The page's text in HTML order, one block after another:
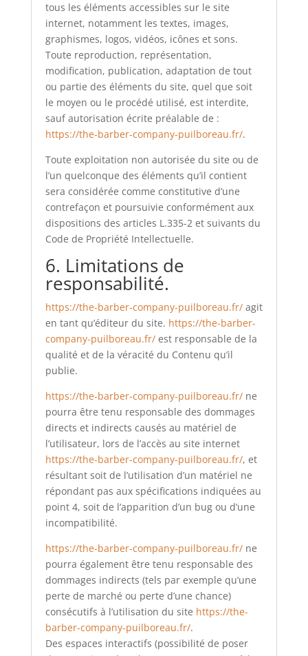
tous les éléments accessibles sur le site
internet, notamment les textes, images,
graphismes, logos, vidéos, icônes et sons.
Toute reproduction, représentation,
modification, publication, adaptation de tout
ou partie des éléments du site, quel que soit
le moyen ou le procédé utilisé, est interdite,
sauf autorisation écrite préalable de :
https://the-barber-company-puilboreau.fr/.
Toute exploitation non autorisée du site ou de
l’un quelconque des éléments qu’il contient
sera considérée comme constitutive d’une
contrefaçon et poursuivie conformément aux
dispositions des articles L.335-2 et suivants du
Code de Propriété Intellectuelle.
6. Limitations de
responsabilité.
https://the-barber-company-puilboreau.fr/agit
en tant qu’éditeur du site. https://the-barber-
company-puilboreau.fr/est responsable de la
qualité et de la véracité du Contenu qu’il
publie.
https://the-barber-company-puilboreau.fr/ne
pourra être tenu responsable des dommages
directs et indirects causés au matériel de
l’utilisateur, lors de l’accès au site internet
https://the-barber-company-puilboreau.fr/, et
résultant soit de l’utilisation d’un matériel ne
répondant pas aux spécifications indiquées au
point 4, soit de l’apparition d’un bug ou d’une
incompatibilité.
https://the-barber-company-puilboreau.fr/ne
pourra également être tenu responsable des
dommages indirects (tels par exemple qu’une
perte de marché ou perte d’une chance)
consécutifs à l’utilisation du site https://the-
barber-company-puilboreau.fr/.
Des espaces interactifs (possibilité de poser